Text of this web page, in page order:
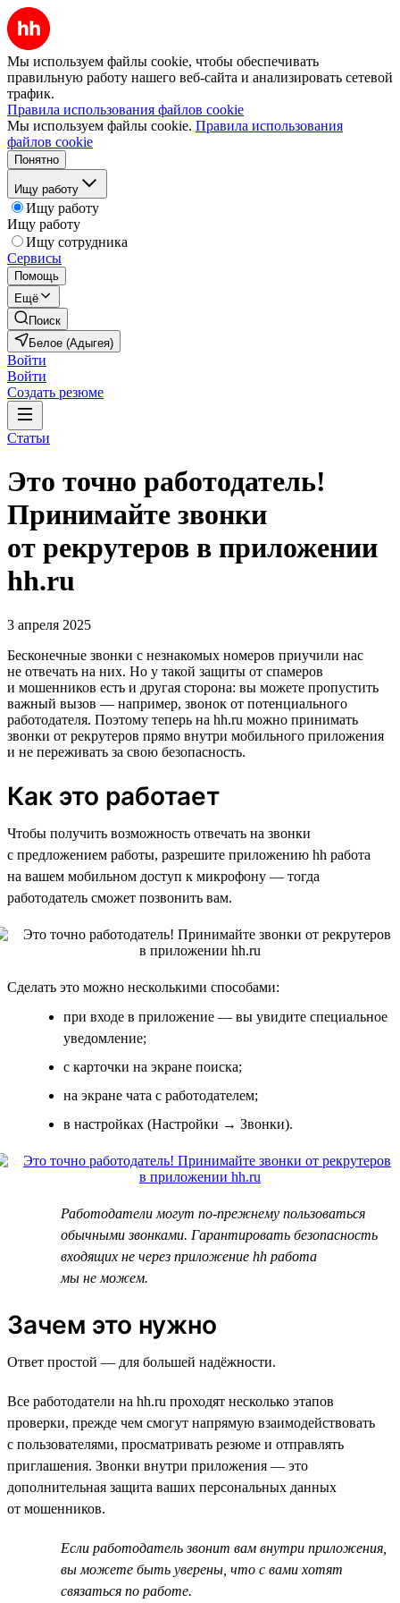
Мы используем файлы cookie, чтобы обеспечивать
правильную работу нашего веб-сайта и анализировать сетевой
трафик.
Правила использования файлов cookie
Мы используем файлы cookie. Правила использования
файлов cookie
Понятно
Ищу работу
Ищу работу
Ищу работу
Ищу сотрудника
Сервисы
Помощь
Ещё
Поиск
Белое (Адыгея)
Войти
Войти
Создать резюме
Статьи
Это точно работодатель!
Принимайте звонки
от рекрутеров в приложении
hh.ru
3 апреля 2025
Бесконечные звонки с незнакомых номеров приучили нас
не отвечать на них. Но у такой защиты от спамеров
и мошенников есть и другая сторона: вы можете пропустить
важный вызов — например, звонок от потенциального
работодателя. Поэтому теперь на hh.ru можно принимать
звонки от рекрутеров прямо внутри мобильного приложения
и не переживать за свою безопасность.
Как это работает
Чтобы получить возможность отвечать на звонки
с предложением работы, разрешите приложению hh работа
на вашем мобильном доступ к микрофону — тогда
работодатель сможет позвонить вам.
Сделать это можно несколькими способами:
при входе в приложение — вы увидите специальное
уведомление;
с карточки на экране поиска;
на экране чата с работодателем;
в настройках (Настройки → Звонки).
Работодатели могут по-прежнему пользоваться
обычными звонками. Гарантировать безопасность
входящих не через приложение hh работа
мы не можем.
Зачем это нужно
Ответ простой — для большей надёжности.
Все работодатели на hh.ru проходят несколько этапов
проверки, прежде чем смогут напрямую взаимодействовать
с пользователями, просматривать резюме и отправлять
приглашения. Звонки внутри приложения — это
дополнительная защита ваших персональных данных
от мошенников.
Если работодатель звонит вам внутри приложения,
вы можете быть уверены, что с вами хотят
связаться по работе.